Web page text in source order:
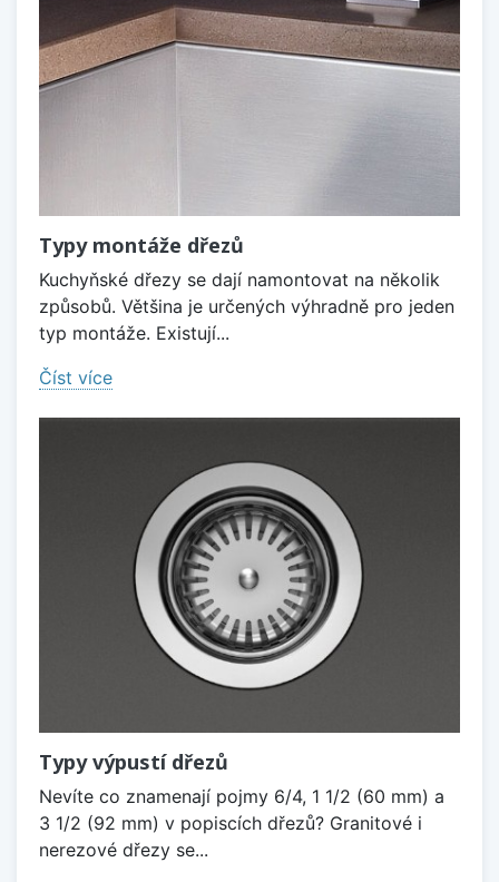
Typy montáže dřezů
Kuchyňské dřezy se dají namontovat na několik
způsobů. Většina je určených výhradně pro jeden
typ montáže. Existují...
Číst více
Typy výpustí dřezů
Nevíte co znamenají pojmy 6/4, 1 1/2 (60 mm) a
3 1/2 (92 mm) v popiscích dřezů? Granitové i
nerezové dřezy se...